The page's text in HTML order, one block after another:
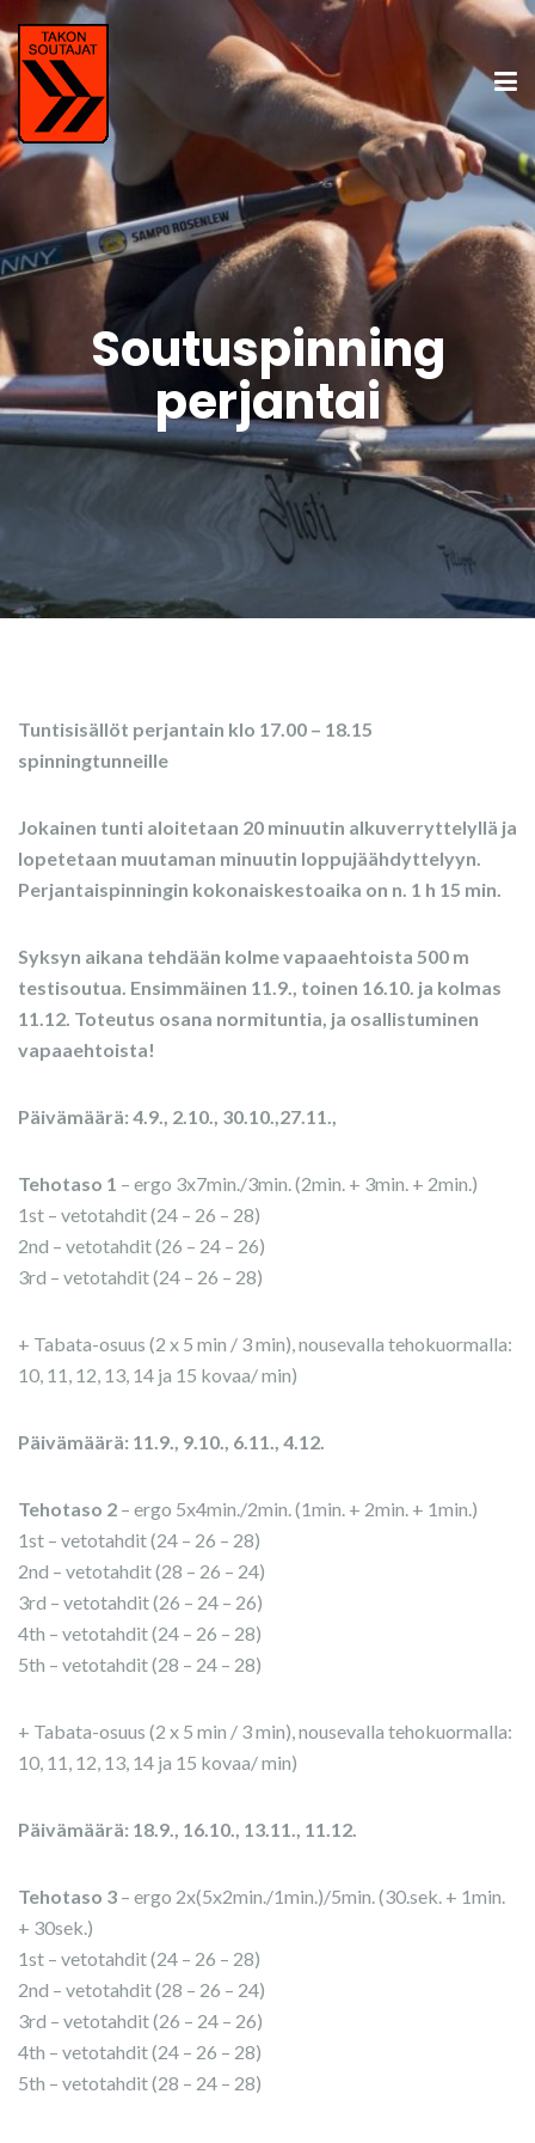
Soutuspinning
perjantai
Tuntisisällöt perjantain klo 17.00 – 18.15
spinningtunneille
Jokainen tunti aloitetaan 20 minuutin alkuverryttelyllä ja
lopetetaan muutaman minuutin loppujäähdyttelyyn.
Perjantaispinningin kokonaiskestoaika on n. 1 h 15 min.
Syksyn aikana tehdään kolme vapaaehtoista 500 m
testisoutua. Ensimmäinen 11.9., toinen 16.10. ja kolmas
11.12. Toteutus osana normituntia, ja osallistuminen
vapaaehtoista!
Päivämäärä: 4.9., 2.10., 30.10.,27.11.,
Tehotaso 1 – ergo 3x7min./3min. (2min. + 3min. + 2min.)
1st – vetotahdit (24 – 26 – 28)
2nd – vetotahdit (26 – 24 – 26)
3rd – vetotahdit (24 – 26 – 28)
+ Tabata-osuus (2 x 5 min / 3 min), nousevalla tehokuormalla:
10, 11, 12, 13, 14 ja 15 kovaa/ min)
Päivämäärä: 11.9., 9.10., 6.11., 4.12.
Tehotaso 2 – ergo 5x4min./2min. (1min. + 2min. + 1min.)
1st – vetotahdit (24 – 26 – 28)
2nd – vetotahdit (28 – 26 – 24)
3rd – vetotahdit (26 – 24 – 26)
4th – vetotahdit (24 – 26 – 28)
5th – vetotahdit (28 – 24 – 28)
+ Tabata-osuus (2 x 5 min / 3 min), nousevalla tehokuormalla:
10, 11, 12, 13, 14 ja 15 kovaa/ min)
Päivämäärä: 18.9., 16.10., 13.11., 11.12.
Tehotaso 3 – ergo 2x(5x2min./1min.)/5min. (30.sek. + 1min.
+ 30sek.)
1st – vetotahdit (24 – 26 – 28)
2nd – vetotahdit (28 – 26 – 24)
3rd – vetotahdit (26 – 24 – 26)
4th – vetotahdit (24 – 26 – 28)
5th – vetotahdit (28 – 24 – 28)